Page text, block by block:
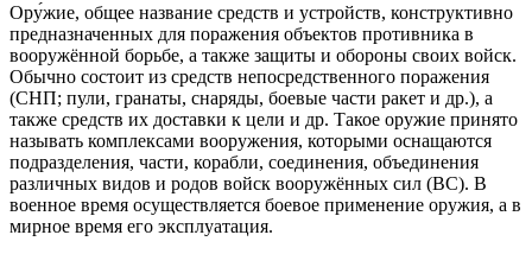
Ору́жие, общее название средств и устройств, конструктивно
предназначенных для поражения объектов противника в
вооружённой борьбе, а также защиты и обороны своих войск.
Обычно состоит из средств непосредственного поражения
(СНП; пули, гранаты, снаряды, боевые части ракет и др.), а
также средств их доставки к цели и др. Такое оружие принято
называть комплексами вооружения, которыми оснащаются
подразделения, части, корабли, соединения, объединения
различных видов и родов войск вооружённых сил (ВС). В
военное время осуществляется боевое применение оружия, а в
мирное время его эксплуатация.